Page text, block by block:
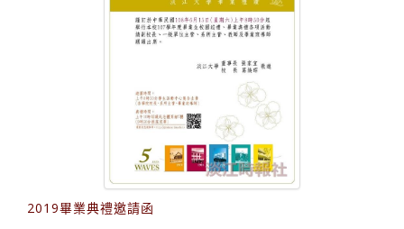
2019畢業典禮邀請函